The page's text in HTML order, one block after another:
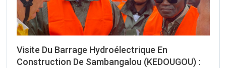
Visite Du Barrage Hydroélectrique En
Construction De Sambangalou (KEDOUGOU) :